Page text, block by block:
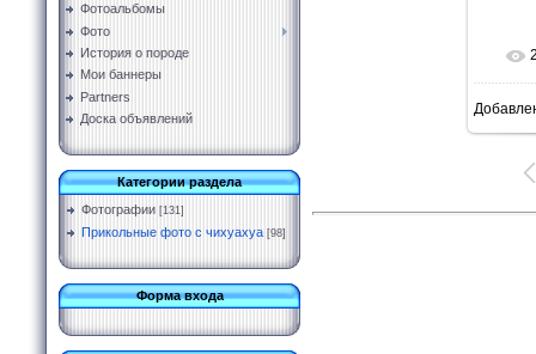
Фотоальбомы
Фото
История о породе
Мои баннеры
Partners
Доска объявлений
Категории раздела
Фотографии [131]
Прикольные фото с чихуахуа [98]
Форма входа